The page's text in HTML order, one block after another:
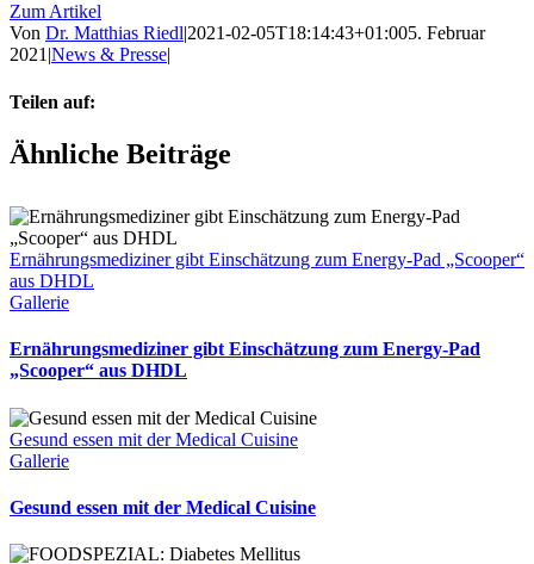
Zum Artikel
Von Dr. Matthias Riedl|2021-02-05T18:14:43+01:005. Februar
2021|News & Presse|
Teilen auf:
Facebook
Twitter
Reddit
LinkedIn
WhatsApp
Tumblr
Pinterest
Vk
E-
Mail
Ähnliche Beiträge
Ernährungsmediziner gibt Einschätzung zum Energy-Pad „Scooper“
aus DHDL
Gallerie
Ernährungsmediziner gibt Einschätzung zum Energy-Pad
„Scooper“ aus DHDL
Gesund essen mit der Medical Cuisine
Gallerie
Gesund essen mit der Medical Cuisine